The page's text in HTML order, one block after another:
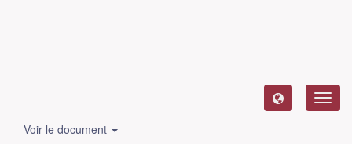
Voir le document